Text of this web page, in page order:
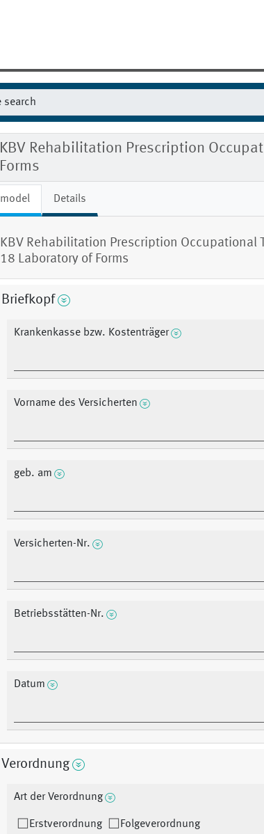
KBV Rehabilitation Prescription
Forms
model Details
KBV Rehabilitation Prescription Occupational
18 Laboratory of Forms
Briefkopf
Krankenkasse bzw. Kostenträger
Vorname des Versicherten
geb. am
Versicherten-Nr.
Betriebsstätten-Nr.
Datum
Verordnung
Art der Verordnung
Erstverordnung
Folgeverordnung